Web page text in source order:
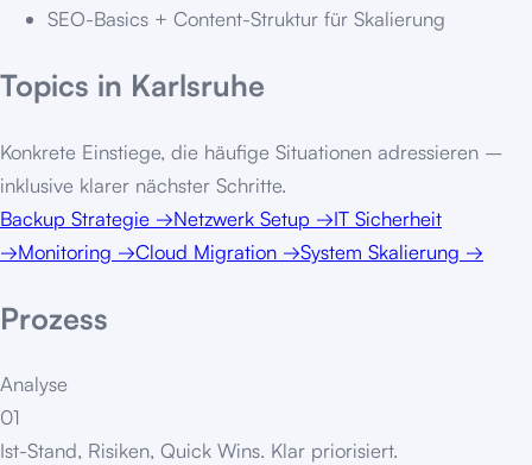
SEO-Basics + Content-Struktur für Skalierung
Topics in Karlsruhe
Konkrete Einstiege, die häufige Situationen adressieren –
inklusive klarer nächster Schritte.
Backup Strategie →Netzwerk Setup →IT Sicherheit
→Monitoring →Cloud Migration →System Skalierung →
Prozess
Analyse
01
Ist-Stand, Risiken, Quick Wins. Klar priorisiert.